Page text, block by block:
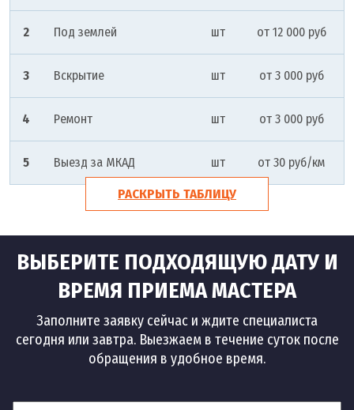
2 Под землей шт от 12 000 руб
3 Вскрытие шт от 3 000 руб
4 Ремонт шт от 3 000 руб
5 Выезд за МКАД шт от 30 руб/км
РАСКРЫТЬ ТАБЛИЦУ
ВЫБЕРИТЕ ПОДХОДЯЩУЮ ДАТУ И
ВРЕМЯ ПРИЕМА МАСТЕРА
Заполните заявку сейчас и ждите специалиста
сегодня или завтра. Выезжаем в течение суток после
обращения в удобное время.